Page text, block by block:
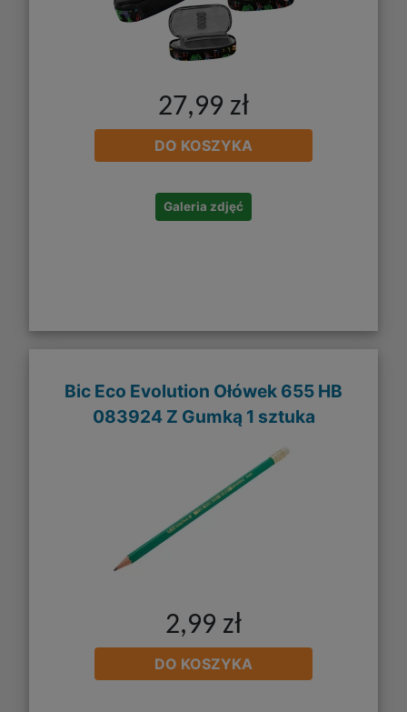
27,99 zł
DO KOSZYKA
Galeria zdjęć
Bic Eco Evolution Ołówek 655 HB
083924 Z Gumką 1 sztuka
2,99 zł
DO KOSZYKA